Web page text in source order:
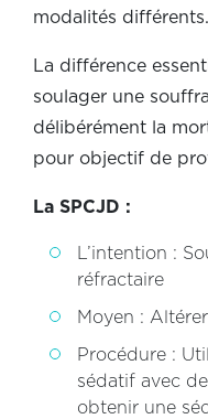
modalités différents.
La différence
soulager une
délibérément la
pour objectif de
La SPCJD :
L’intention :
réfractaire
Moyen :
Procédure :
sédatif avec
obtenir une